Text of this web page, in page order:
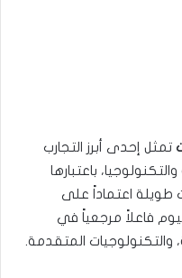
تمثل إحدى أبرز التجارب
باعتبارها
اعتماداً على
فاعلاً مرجعياً في
والتكنولوجيات المتقدمة.